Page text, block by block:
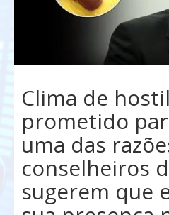
Clima de
prometido
uma das
conselheiros
sugerem que